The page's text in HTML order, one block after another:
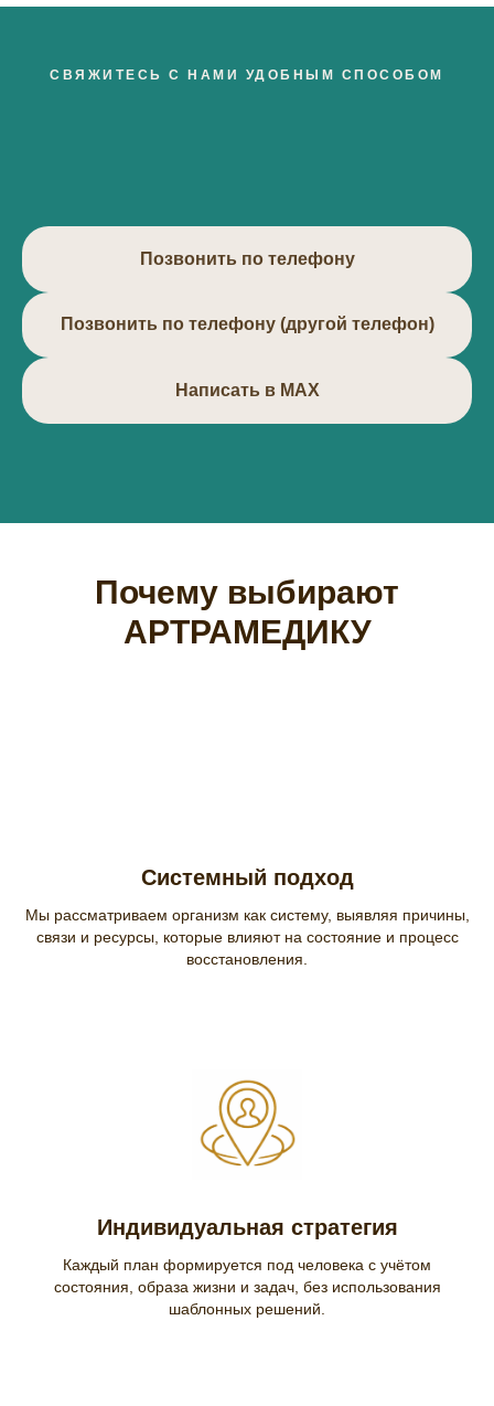
СВЯЖИТЕСЬ С НАМИ УДОБНЫМ СПОСОБОМ
Позвонить по телефону
Позвонить по телефону (другой телефон)
Написать в МАХ
Почему выбирают
АРТРАМЕДИКУ
Системный подход
Мы рассматриваем организм как систему, выявляя причины,
связи и ресурсы, которые влияют на состояние и процесс
восстановления.
Индивидуальная стратегия
Каждый план формируется под человека с учётом
состояния, образа жизни и задач, без использования
шаблонных решений.